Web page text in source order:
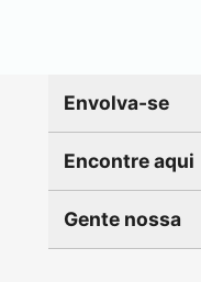
Envolva-se
Encontre aqui
Gente nossa